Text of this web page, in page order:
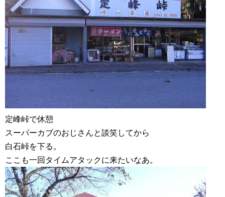
定峰峠で休憩
スーパーカブのおじさんと談笑してから
白石峠を下る。
ここも一回タイムアタックに来たいなあ。